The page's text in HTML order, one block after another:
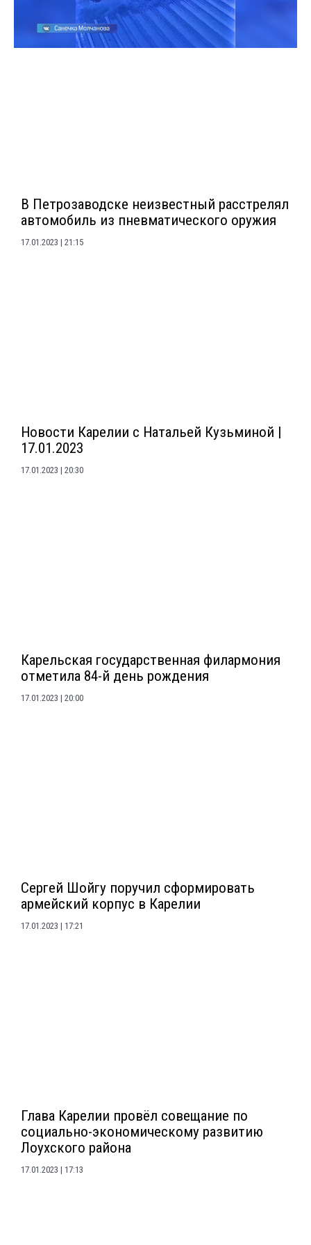
В Петрозаводске неизвестный расстрелял
автомобиль из пневматического оружия
17.01.2023 21:15
Новости Карелии с Натальей Кузьминой |
17.01.2023
17.01.2023 20:30
Карельская государственная филармония
отметила 84-й день рождения
17.01.2023 20:00
Сергей Шойгу поручил сформировать
армейский корпус в Карелии
17.01.2023 17:21
Глава Карелии провёл совещание по
социально-экономическому развитию
Лоухского района
17.01.2023 17:13